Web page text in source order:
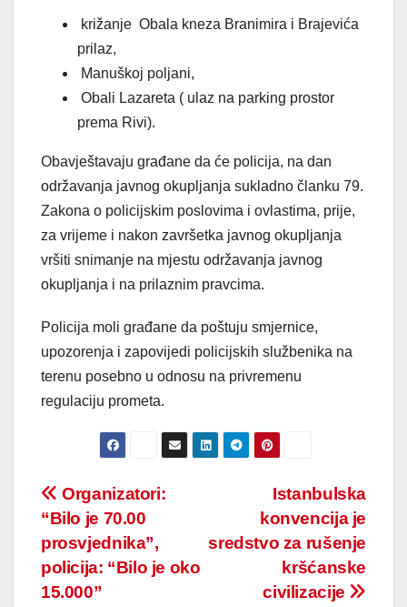
križanje Obala kneza Branimira i Brajevića
prilaz,
Manuškoj poljani,
Obali Lazareta ( ulaz na parking prostor
prema Rivi).
Obavještavaju građane da će policija, na dan
održavanja javnog okupljanja sukladno članku 79.
Zakona o policijskim poslovima i ovlastima, prije,
za vrijeme i nakon završetka javnog okupljanja
vršiti snimanje na mjestu održavanja javnog
okupljanja i na prilaznim pravcima.
Policija moli građane da poštuju smjernice,
upozorenja i zapovijedi policijskih službenika na
terenu posebno u odnosu na privremenu
regulaciju prometa.
Post
navigation
Istanbulska
konvencija je
sredstvo za rušenje
kršćanske
civilizacije
Organizatori:
“Bilo je 70.00
prosvjednika”,
policija: “Bilo je oko
15.000”